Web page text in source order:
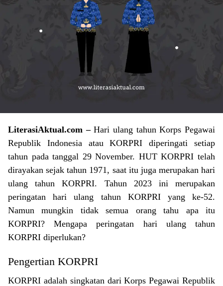
LiterasiAktual.com –Hari ulang tahun Korps Pegawai
Republik Indonesia atau KORPRI diperingati setiap
tahun pada tanggal 29 November. HUT KORPRI telah
dirayakan sejak tahun 1971, saat itu juga merupakan hari
ulang tahun KORPRI. Tahun 2023 ini merupakan
peringatan hari ulang tahun KORPRI yang ke-52.
Namun mungkin tidak semua orang tahu apa itu
KORPRI? Mengapa peringatan hari ulang tahun
KORPRI diperlukan?
Pengertian KORPRI
KORPRI adalah singkatan dari Korps Pegawai Republik